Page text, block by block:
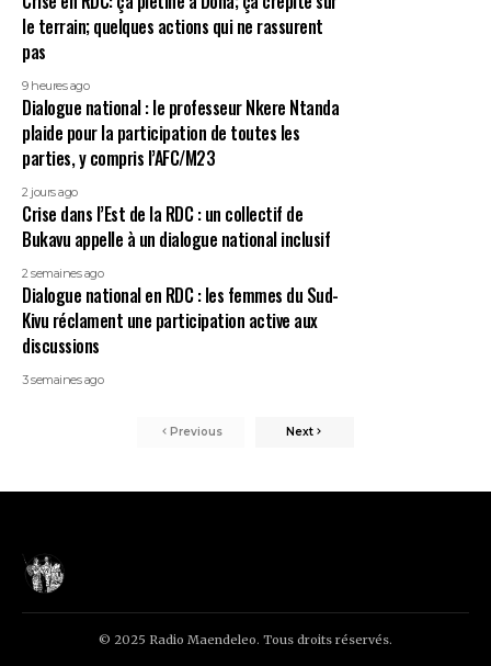
le terrain; quelques actions qui ne rassurent
pas
9 heures ago
Dialogue national : le professeur Nkere Ntanda
plaide pour la participation de toutes les
parties, y compris l’AFC/M23
2 jours ago
Crise dans l’Est de la RDC : un collectif de
Bukavu appelle à un dialogue national inclusif
2 semaines ago
Dialogue national en RDC : les femmes du Sud-
Kivu réclament une participation active aux
discussions
3 semaines ago
Previous Next
© 2025 Radio Maendeleo. Tous droits réservés.